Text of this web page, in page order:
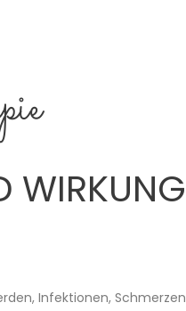
Infektionen, Schmerzen